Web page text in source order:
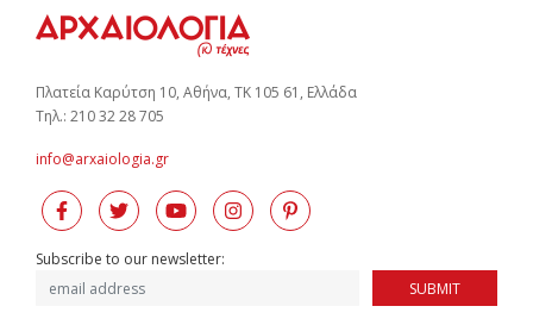
Πλατεία Καρύτση 10, Αθήνα, ΤΚ 105 61, Ελλάδα
Tηλ.: 210 32 28 705
info@arxaiologia.gr
Subscribe to our newsletter:
SUBMIT